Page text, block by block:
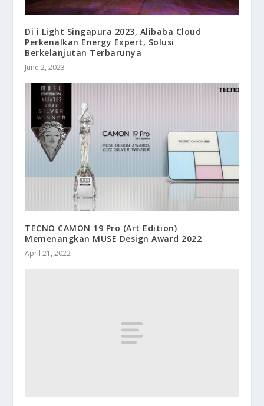
Di i Light Singapura 2023, Alibaba Cloud
Perkenalkan Energy Expert, Solusi
Berkelanjutan Terbarunya
June 2, 2023
TECNO CAMON 19 Pro (Art Edition)
Memenangkan MUSE Design Award 2022
April 21, 2022